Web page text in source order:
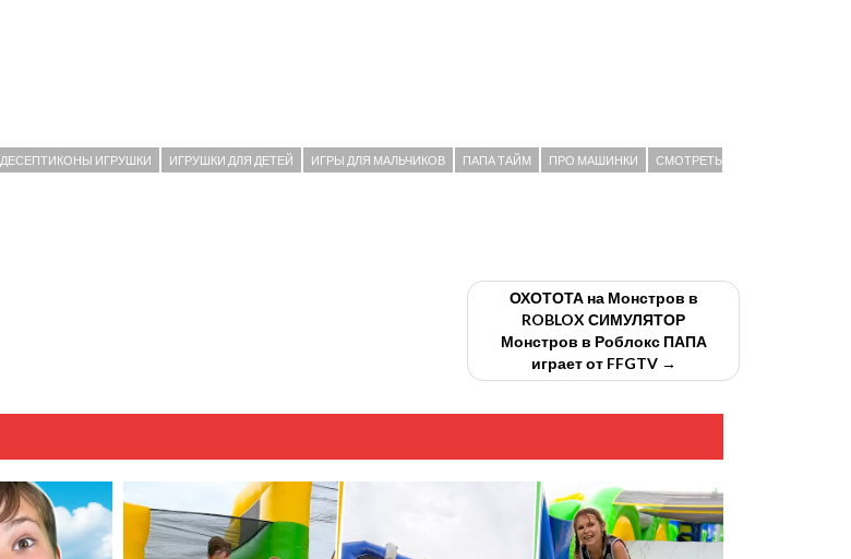
ДЕСЕПТИКОНЫ ИГРУШКИ ИГРУШКИ ДЛЯ ДЕТЕЙ ИГРЫ ДЛЯ МАЛЬЧИКОВ ПАПА ТАЙМ ПРО МАШИНКИ СМОТРЕТЬ
ОХОТОТА на Монстров в
ROBLOX СИМУЛЯТОР
Монстров в Роблокс ПАПА
играет от FFGTV →